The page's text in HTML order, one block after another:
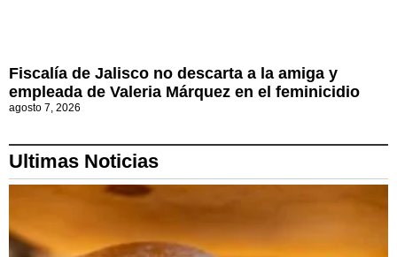
Fiscalía de Jalisco no descarta a la amiga y
empleada de Valeria Márquez en el feminicidio
agosto 7, 2026
Ultimas Noticias